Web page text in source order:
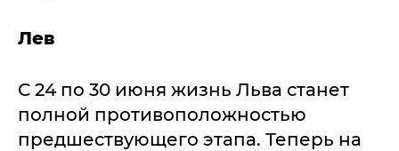
Лев
С 24 по 30 июня жизнь Льва станет
полной противоположностью
предшествующего этапа. Теперь на